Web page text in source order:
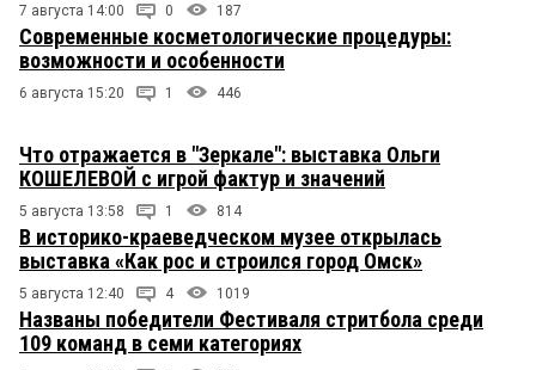
7 августа 14:00 0 187
Современные косметологические процедуры:
возможности и особенности
6 августа 15:20 1 446
Что отражается в "Зеркале": выставка Ольги
КОШЕЛЕВОЙ с игрой фактур и значений
5 августа 13:58 1 814
В историко-краеведческом музее открылась
выставка «Как рос и строился город Омск»
5 августа 12:40 4 1019
Названы победители Фестиваля стритбола среди
109 команд в семи категориях